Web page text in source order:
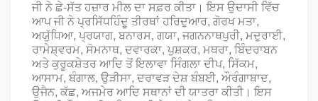
ਜੀ ਨੇ ਛੇ-ਸੱਤ ਹਜ਼ਾਰ ਮੀਲ ਦਾ ਸਫ਼ਰ ਕੀਤਾ। ਇਸ ਉਦਾਸੀ ਵਿੱਚ
ਆਪ ਜੀ ਨੇ ਪ੍ਰਸਿੱਧਹਿੰਦੂ ਤੀਰਥਾਂ ਹਰਿਦੁਆਰ, ਗੋਰਖ ਮਤਾ,
ਅਯੁੱਧਿਆ, ਪ੍ਰਯਾਗ, ਬਨਾਰਸ, ਗਯਾ, ਜਗਨਨਾਥਪੁਰੀ, ਮਦੁਰਾਈ,
ਰਾਮੇਸ਼੍ਵਰਮ, ਸੋਮਨਾਥ, ਦਵਾਰਕਾ, ਪੁਸ਼ਕਰ, ਮਥਰਾ, ਬਿੰਦਰਾਬਨ
ਅਤੇ ਕੁਰੂਕਸ਼ੇਤਰ ਆਦਿ ਤੋਂ ਇਲਾਵਾ ਸਿੰਗਲਾ ਦੀਪ, ਸਿੱਕਮ,
ਆਸਾਮ, ਬੰਗਾਲ, ਉੜੀਸਾ, ਦਰਾਵੜ ਦੇਸ਼ ਬੰਬਈ, ਔਰੰਗਾਬਾਦ,
ਉਜੈਨ, ਕੱਛ, ਅਜਮੇਰ ਆਦਿ ਸਥਾਨਾਂ ਦੀ ਯਾਤਰਾ ਕੀਤੀ। ਇਸ